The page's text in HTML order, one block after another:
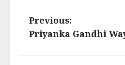
P
o
Previous:
Priyanka Gandhi